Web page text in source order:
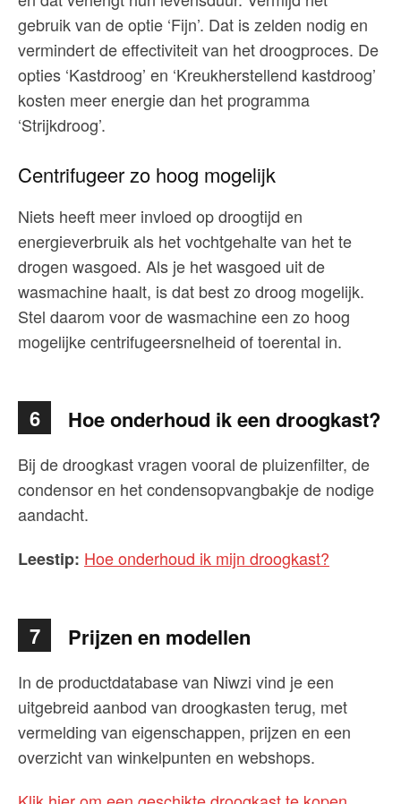
gebruik van de optie ‘Fijn’. Dat is zelden nodig en
vermindert de effectiviteit van het droogproces. De
opties ‘Kastdroog’ en ‘Kreukherstellend kastdroog’
kosten meer energie dan het programma
‘Strijkdroog’.
Centrifugeer zo hoog mogelijk
Niets heeft meer invloed op droogtijd en
energieverbruik als het vochtgehalte van het te
drogen wasgoed. Als je het wasgoed uit de
wasmachine haalt, is dat best zo droog mogelijk.
Stel daarom voor de wasmachine een zo hoog
mogelijke centrifugeersnelheid of toerental in.
6 Hoe onderhoud ik een droogkast?
Bij de droogkast vragen vooral de pluizenfilter, de
condensor en het condensopvangbakje de nodige
aandacht.
Leestip: Hoe onderhoud ik mijn droogkast?
7 Prijzen en modellen
In de productdatabase van Niwzi vind je een
uitgebreid aanbod van droogkasten terug, met
vermelding van eigenschappen, prijzen en een
overzicht van winkelpunten en webshops.